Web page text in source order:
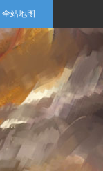
全站地图